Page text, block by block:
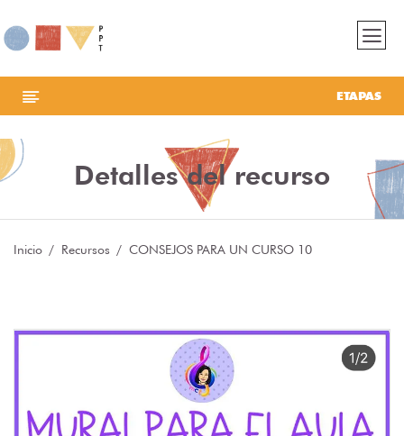
ETAPAS
Detalles del recurso
Inicio Recursos CONSEJOS PARA UN CURSO 10